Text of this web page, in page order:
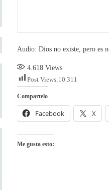
Audio: Dios no existe, pero es
4.618 Views
Post Views:10.311
Compartelo
Facebook X
Me gusta esto: